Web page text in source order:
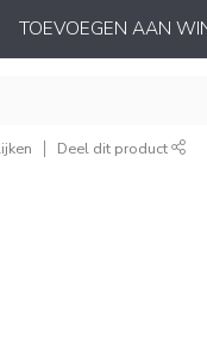
TOEVOEGEN AAN
Deel dit product